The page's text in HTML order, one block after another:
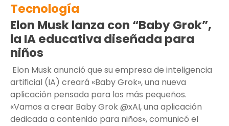
Tecnología
Elon Musk lanza con “Baby Grok”,
la IA educativa diseñada para
niños
Elon Musk anunció que su empresa de inteligencia
artificial (IA) creará «Baby Grok», una nueva
aplicación pensada para los más pequeños.
«Vamos a crear Baby Grok @xAI, una aplicación
dedicada a contenido para niños», comunicó el